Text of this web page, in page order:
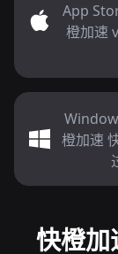
App
橙加速
橙加速
快橙加